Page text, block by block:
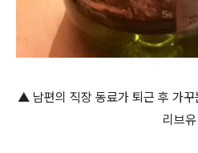
▲ 남편의 직장 동료가 퇴근 후 가꾸
리브유